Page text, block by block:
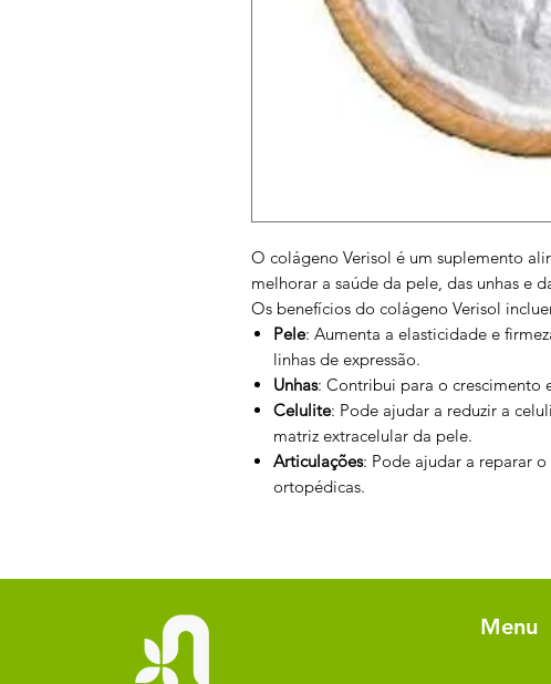
O colágeno Verisol é um suplemento
melhorar a saúde da pele, das unhas e
Os benefícios do colágeno Verisol
Pele: Aumenta a elasticidade e
linhas de expressão.
Unhas: Contribui para o crescimento
Celulite: Pode ajudar a reduzir a
matriz extracelular da pele.
Articulações: Pode ajudar a reparar
ortopédicas.
Menu